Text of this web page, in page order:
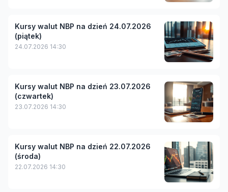
Kursy walut NBP na dzień 24.07.2026
(piątek)
24.07.2026 14:30
Kursy walut NBP na dzień 23.07.2026
(czwartek)
23.07.2026 14:30
Kursy walut NBP na dzień 22.07.2026
(środa)
22.07.2026 14:30